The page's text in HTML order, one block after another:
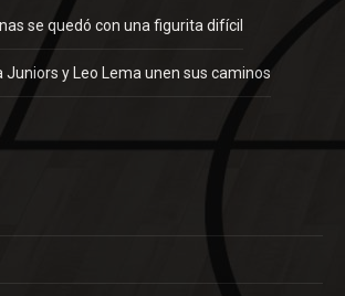
se quedó con una figurita difícil
Juniors y Leo Lema unen sus caminos